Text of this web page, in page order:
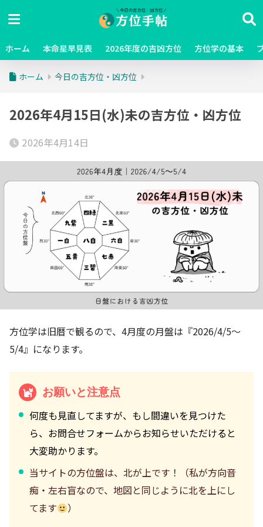
ホーム 本命星早見表 2026年度の吉凶方位 方位学の基本
ホーム 今日の吉方位・凶方位
2026年4月15日(水)未の吉方位・凶方位
2026年4月14日
方位学は旧暦で観るので、4月度の月盤は『2026/4/5～
5/4』になります。
お願いと注意点
何度も見直してますが、もし間違いを見つけた
ら、お問合せフォームからお知らせいただけると
大変助かります。
当サイトの方位盤は、北が上です！（私が方向音
痴・左右盲なので、地図と同じように北を上にし
てます
）